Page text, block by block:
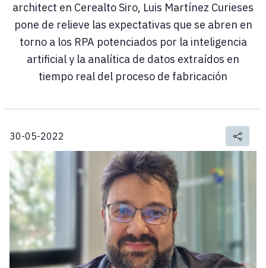
architect en Cerealto Siro, Luis Martínez Curieses
pone de relieve las expectativas que se abren en
torno a los RPA potenciados por la inteligencia
artificial y la analítica de datos extraídos en
tiempo real del proceso de fabricación
30-05-2022